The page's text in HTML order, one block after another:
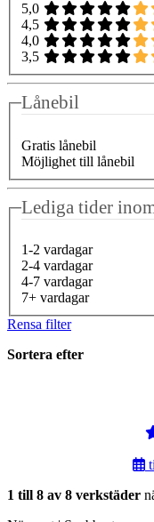
5,0
4,5
4,0
3,5
Lånebil
Gratis lånebil
Möjlighet till lånebil
Lediga tider
1-2 vardagar
2-4 vardagar
4-7 vardagar
7+ vardagar
Rensa filter
Sortera efter
1 till 8 av 8 verkstäder